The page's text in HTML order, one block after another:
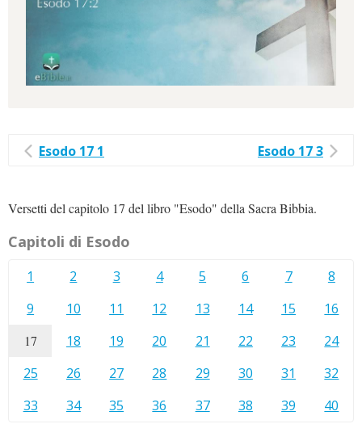
Esodo 17 1 Esodo 17 3
Versetti del capitolo 17 del libro "Esodo" della Sacra Bibbia.
Capitoli di Esodo
1 2 3 4 5 6 7
8
9
10 11 12 13 14 15 16
17 18 19 20 21 22 23
24
25
26 27 28 29 30 31
32
33
34 35 36 37 38 39 40